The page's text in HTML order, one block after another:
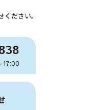
ださい。
17:00